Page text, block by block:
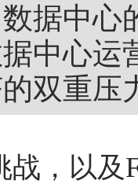
据中心
中心
双重压
，以及